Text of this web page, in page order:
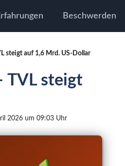
Beschwerden
steigt auf 1,6 Mrd. US-Dollar
TVL steigt
2026 um 09:03 Uhr